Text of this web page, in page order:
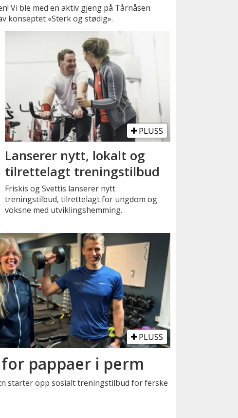
Vi ble med en aktiv gjeng på Tårnåsen
konseptet «Sterk og stødig».
PLUSS
Lanserer nytt, lokalt og
tilrettelagt treningstilbud
Friskis og Svettis lanserer nytt
treningstilbud, tilrettelagt for ungdom og
voksne med utviklingshemming.
PLUSS
pappaer i perm
starter opp sosialt treningstilbud for ferske